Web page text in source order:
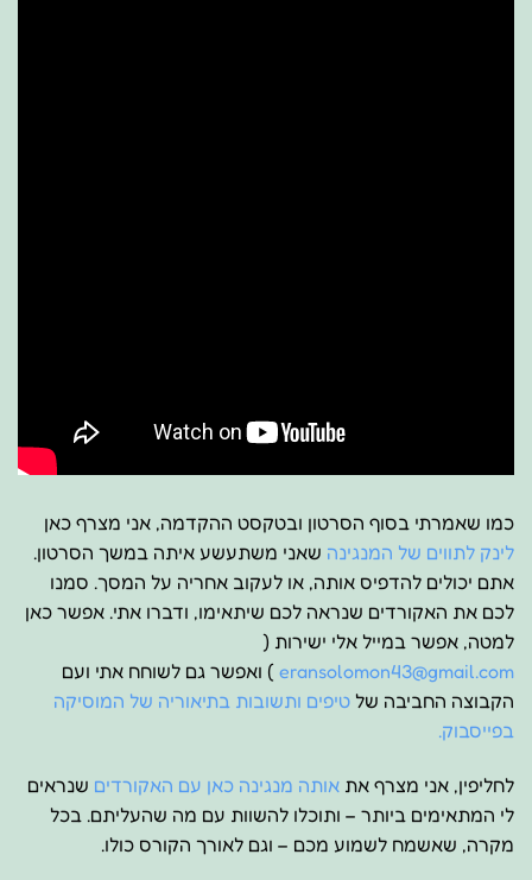
כמו שאמרתי בסוף הסרטון ובטקסט ההקדמה, אני מצרף כאן
לינק לתווים של המנגינה שאני משתעשע איתה במשך הסרטון.
אתם יכולים להדפיס אותה, או לעקוב אחריה על המסך. סמנו
לכם את האקורדים שנראה לכם שיתאימו, ודברו אתי. אפשר כאן
למטה, אפשר במייל אלי ישירות (
eransolomon43@gmail.com ) ואפשר גם לשוחח אתי ועם
הקבוצה החביבה של טיפים ותשובות בתיאוריה של המוסיקה
בפייסבוק.
לחליפין, אני מצרף את אותה מנגינה כאן עם האקורדים שנראים
לי המתאימים ביותר – ותוכלו להשוות עם מה שהעליתם. בכל
מקרה, שאשמח לשמוע מכם – וגם לאורך הקורס כולו.